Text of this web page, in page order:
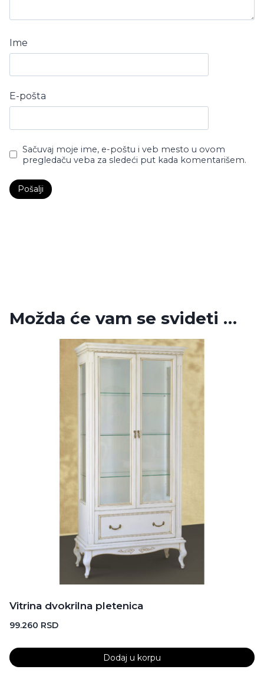
Ime
E-pošta
Sačuvaj moje ime, e-poštu i veb mesto u ovom
pregledaču veba za sledeći put kada komentarišem.
Možda će vam se svideti …
Vitrina dvokrilna pletenica
99.260 RSD
Dodaj u korpu